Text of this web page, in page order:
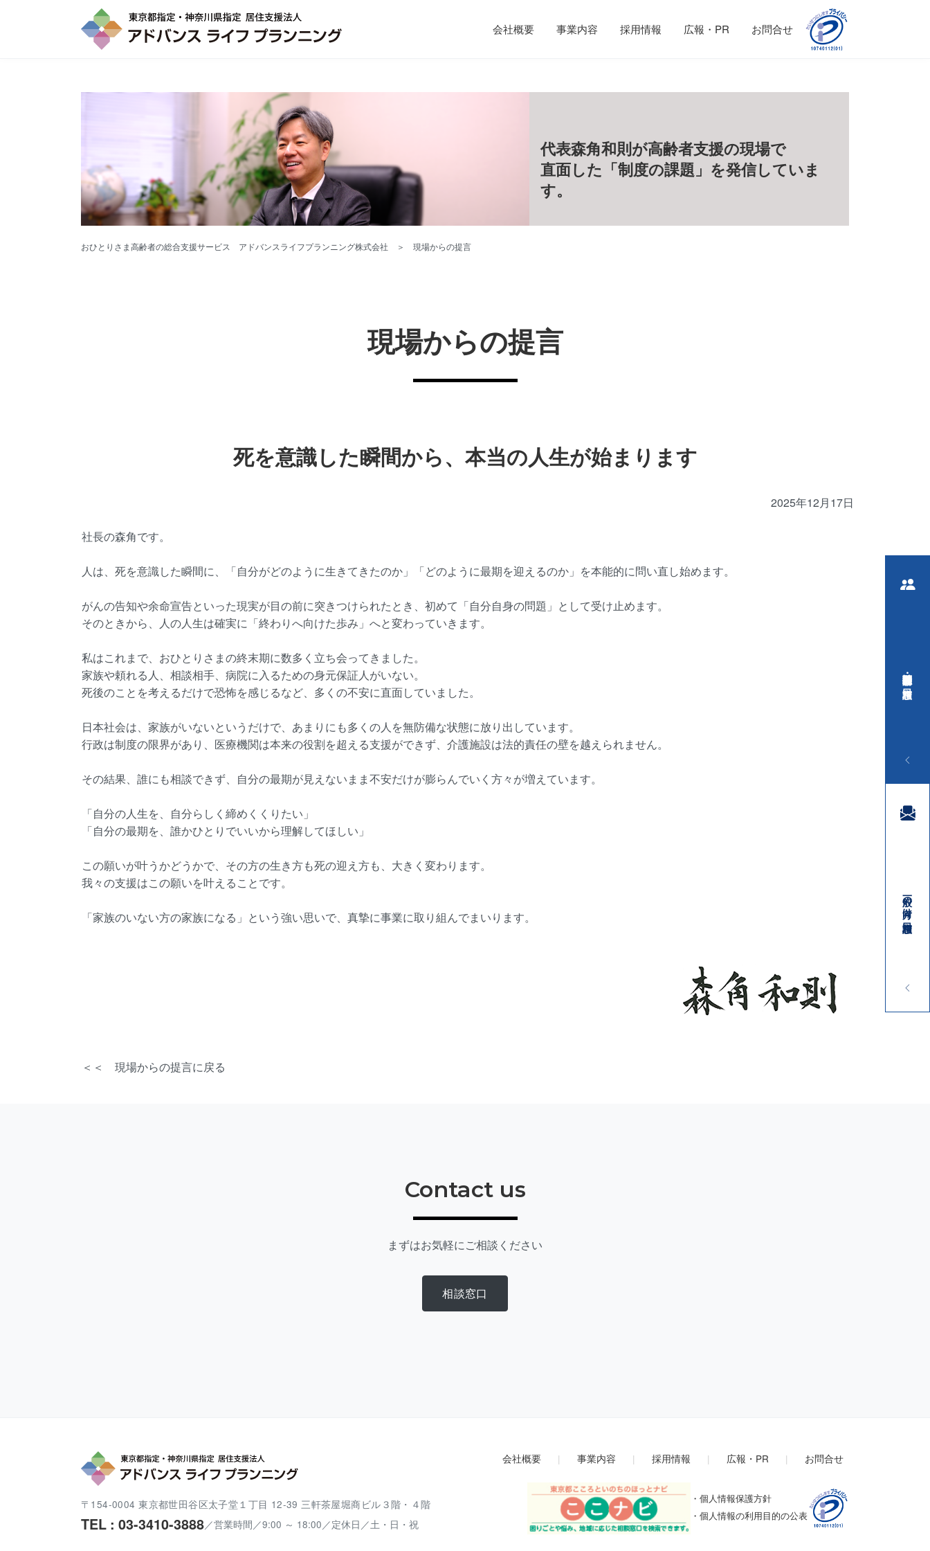
会社概要 事業内容 採用情報 広報・PR お問合せ
代表森角和則が高齢者支援の現場で
直面した「制度の課題」を発信していま
す。
おひとりさま高齢者の総合支援サービス アドバンスライフプランニング株式会社 ＞ 現場からの提言
現場からの提言
死を意識した瞬間から、本当の人生が始まります
2025年12月17日
社長の森角です。
人は、死を意識した瞬間に、「自分がどのように生きてきたのか」「どのように最期を迎えるのか」を本能的に問い直し始めます。
がんの告知や余命宣告といった現実が目の前に突きつけられたとき、初めて「自分自身の問題」として受け止めます。
そのときから、人の人生は確実に「終わりへ向けた歩み」へと変わっていきます。
私はこれまで、おひとりさまの終末期に数多く立ち会ってきました。
家族や頼れる人、相談相手、病院に入るための身元保証人がいない。
死後のことを考えるだけで恐怖を感じるなど、多くの不安に直面していました。
日本社会は、家族がいないというだけで、あまりにも多くの人を無防備な状態に放り出しています。
行政は制度の限界があり、医療機関は本来の役割を超える支援ができず、介護施設は法的責任の壁を越えられません。
その結果、誰にも相談できず、自分の最期が見えないまま不安だけが膨らんでいく方々が増えています。
「自分の人生を、自分らしく締めくくりたい」
「自分の最期を、誰かひとりでいいから理解してほしい」
この願いが叶うかどうかで、その方の生き方も死の迎え方も、大きく変わります。
我々の支援はこの願いを叶えることです。
「家族のいない方の家族になる」という強い思いで、真摯に事業に取り組んでまいります。
＜＜ 現場からの提言に戻る
Contact us
まずはお気軽にご相談ください
相談窓口
〒154-0004 東京都世田谷区太子堂１丁目 12-39 三軒茶屋堀商ビル３階・４階
TEL : 03-3410-3888／営業時間／9:00 ～ 18:00 ／定休日／土・日・祝
会社概要 | 事業内容 | 採用情報 | 広報・PR | お問合せ
・個人情報保護方針
・個人情報の利用目的の公表
行政・医療関係者向け 相談窓口
一般の方向け 相談窓口